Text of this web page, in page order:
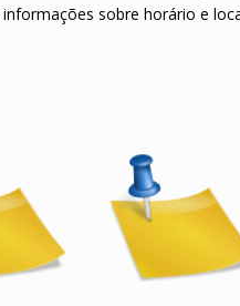
sobre horário e